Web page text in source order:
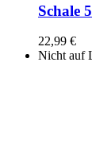
Schale
22,99 €
Nicht auf